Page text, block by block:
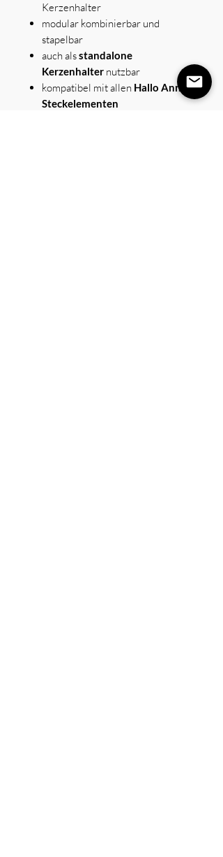
Kerzenhalter
modular kombinierbar und
stapelbar
auch alsstandalone
Kerzenhalter nutzbar
kompatibel mit allen Hallo Anna
Steckelementen